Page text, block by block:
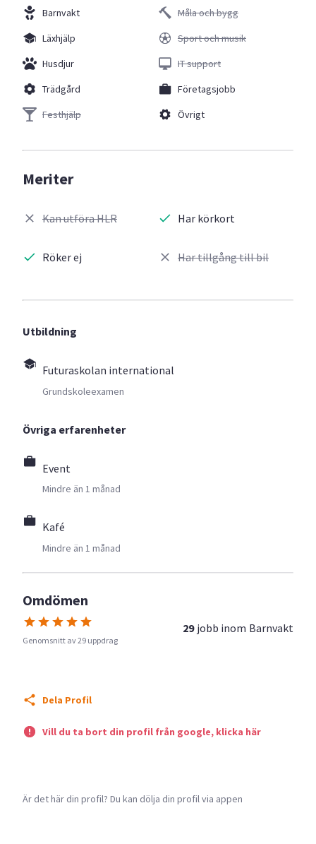
Barnvakt
Läxhjälp
Husdjur
Trädgård
Festhjälp
Måla och bygg
Sport och musik
IT support
Företagsjobb
Övrigt
Meriter
Kan utföra HLR
Röker ej
Har körkort
Har tillgång till bil
Utbildning
Futuraskolan international
Grundskoleexamen
Övriga erfarenheter
Event
Mindre än 1 månad
Kafé
Mindre än 1 månad
Omdömen
Genomsnitt av 29 uppdrag
29 jobb inom Barnvakt
Dela Profil
Vill du ta bort din profil från google, klicka här
Är det här din profil? Du kan dölja din profil via appen